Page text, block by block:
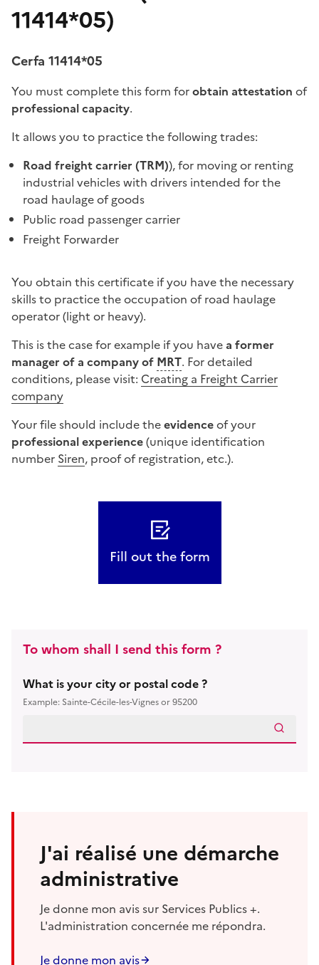
11414*05)
Cerfa 11414*05
You must complete this form forobtain attestation of
professional capacity.
It allows you to practice the following trades:
Road freight carrier (TRM)), for moving or renting
industrial vehicles with drivers intended for the
road haulage of goods
Public road passenger carrier
Freight Forwarder
You obtain this certificate if you have the necessary
skills to practice the occupation of road haulage
operator (light or heavy).
This is the case for example if you havea former
manager of a company of MRT. For detailed
conditions, please visit: Creating a Freight Carrier
company
Your file should include theevidenceof your
professional experience(unique identification
number Siren, proof of registration, etc.).
Fill out the form
To whom shall I send this form ?
What is your city or postal code ?
Example: Sainte-Cécile-les-Vignes or 95200
J'ai réalisé une démarche
administrative
Je donne mon avis sur Services Publics +.
L'administration concernée me répondra.
Je donne mon avis